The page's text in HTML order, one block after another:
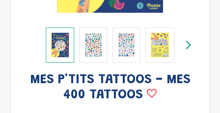
MES P'TITS TATTOOS - MES
400 TATTOOS